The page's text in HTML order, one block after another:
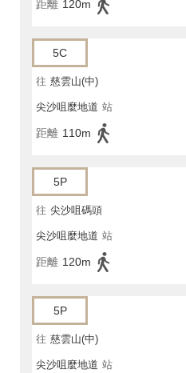
距離 120m
5C
往 慈雲山(中)
尖沙咀麼地道 站
距離 110m
5P
往 尖沙咀碼頭
尖沙咀麼地道 站
距離 120m
5P
往 慈雲山(中)
尖沙咀麼地道 站